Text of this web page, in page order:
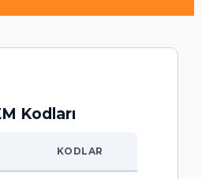
Kodları
KODLAR